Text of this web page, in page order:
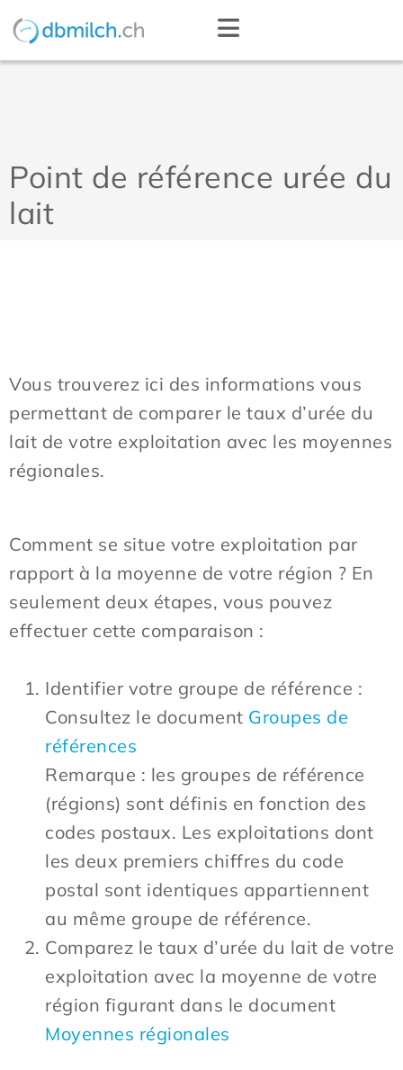
Point de référence urée du
lait
Vous trouverez ici des informations vous
permettant de comparer le taux d’urée du
lait de votre exploitation avec les moyennes
régionales.
Comment se situe votre exploitation par
rapport à la moyenne de votre région ? En
seulement deux étapes, vous pouvez
effectuer cette comparaison :
Identifier votre groupe de référence :
Consultez le document Groupes de
références
Remarque : les groupes de référence
(régions) sont définis en fonction des
codes postaux. Les exploitations dont
les deux premiers chiffres du code
postal sont identiques appartiennent
au même groupe de référence.
Comparez le taux d’urée du lait de votre
exploitation avec la moyenne de votre
région figurant dans le document
Moyennes régionales